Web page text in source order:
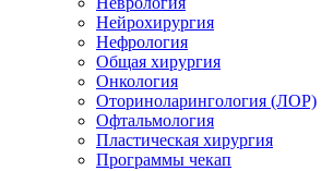
Нейрохирургия
Нефрология
Общая хирургия
Онкология
Оториноларингология (ЛОР)
Офтальмология
Пластическая хирургия
Программы чекап